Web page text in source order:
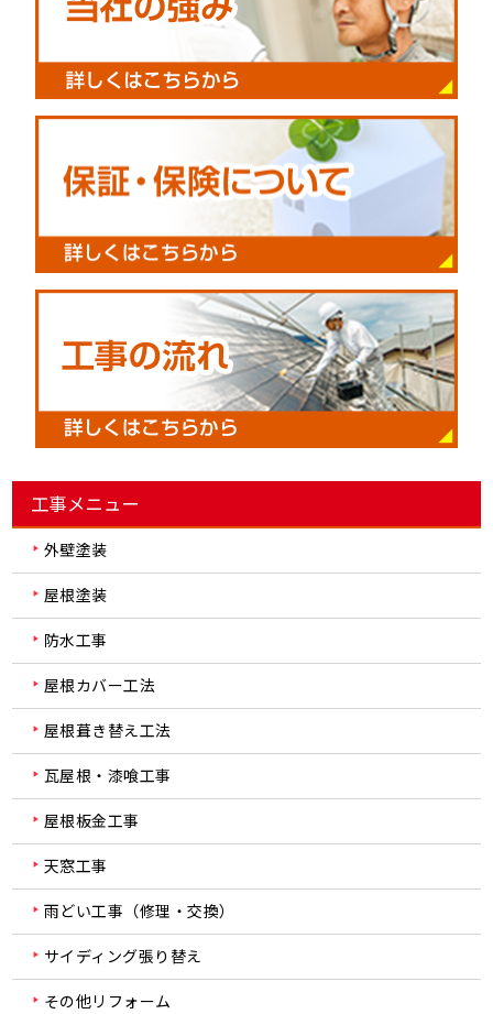
工事メニュー
外壁塗装
屋根塗装
防水工事
屋根カバー工法
屋根葺き替え工法
瓦屋根・漆喰工事
屋根板金工事
天窓工事
雨どい工事（修理・交換）
サイディング張り替え
その他リフォーム